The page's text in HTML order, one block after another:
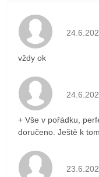
vždy ok
+ Vše v pořádku,
doručeno. Ještě k